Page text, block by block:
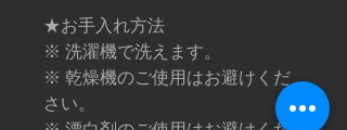
★お手入れ方法
※ 洗濯機で洗えます。
※ 乾燥機のご使用はお避けくだ
さい。